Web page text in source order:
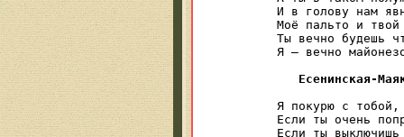
И в голову нам
Моё пальто и твой
Ты вечно будешь
Я — вечно
Есенинская-
Я покурю с тобой,
Если ты очень
Если ты